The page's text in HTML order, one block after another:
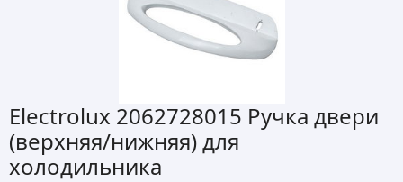
Electrolux 2062728015 Ручка двери
(верхняя/нижняя) для
холодильника